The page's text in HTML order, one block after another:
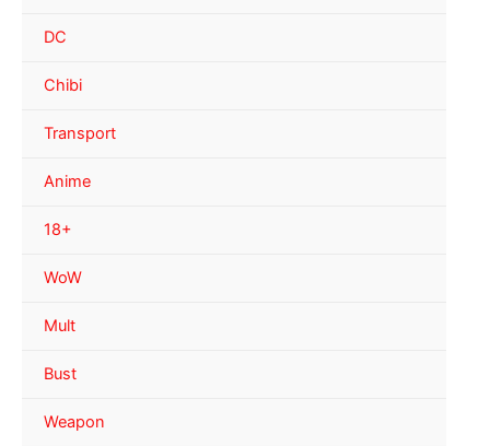
DC
Chibi
Transport
Anime
18+
WoW
Mult
Bust
Weapon